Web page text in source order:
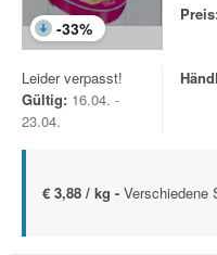
-33%
Leider verpasst!
Gültig: 16.04. -
23.04.
€ 3,88 / kg - Verschiedene